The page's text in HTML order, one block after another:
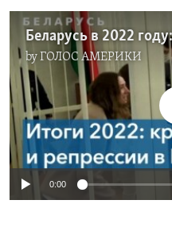
byГОЛОС АМЕРИКИ
No media
0:00